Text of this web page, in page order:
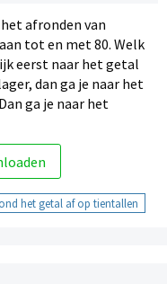
afronden van
tot en met 80. Welk
eerst naar het getal
dan ga je naar het
ga je naar het
het getal af op tientallen